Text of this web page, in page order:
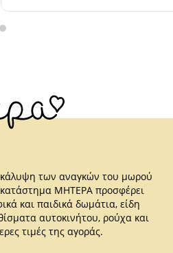
κάλυψη των αναγκών του μωρού
ΜΗΤΕΡΑ προσφέρει
και παιδικά δωμάτια, είδη
αυτοκινήτου, ρούχα και
τιμές της αγοράς.